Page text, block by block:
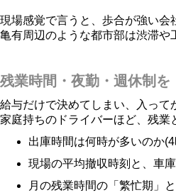
現場感覚で言うと、歩合が強い会
亀有周辺のような都市部は渋滞や
残業時間・夜勤・週休制を
給与だけで決めてしまい、入って
家庭持ちのドライバーほど、残業
出庫時間は何時が多いのか
現場の平均撤収時刻と、車
月の残業時間の「繁忙期」